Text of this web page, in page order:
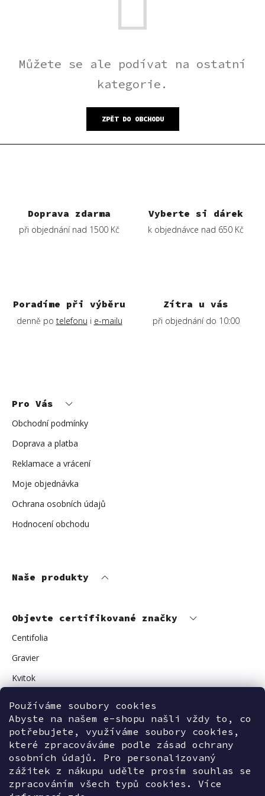
Používáme soubory cookies
Abyste na našem e-shopu našli vždy to, co
potřebujete, využíváme soubory cookies,
které zpracováváme podle zásad ochrany
osobních údajů. Pro personalizovaný
zážitek z nákupu udělte prosím souhlas se
zpracováním všech typů cookies. Více
Můžete se ale podívat na ostatní
kategorie.
ZPĚT DO OBCHODU
Doprava zdarma
při objednání nad 1500 Kč
Vyberte si dárek
k objednávce nad 650 Kč
Poradíme při výběru
denně po telefonu i e-mailu
Zítra u vás
při objednání do 10:00
Pro Vás
Obchodní podmínky
Doprava a platba
Reklamace a vrácení
Moje objednávka
Ochrana osobních údajů
Hodnocení obchodu
Naše produkty
Objevte certifikované značky
Centifolia
Gravier
Kvitok
Avant Skincare
Sonnentor
Kontaktujte nás